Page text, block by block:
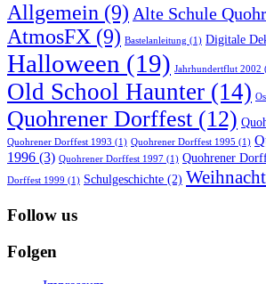
Allgemein (9) Alte Schule
AtmosFX (9) Bastelanleitung (1) Digitale
Halloween (19) Jahrhundertflut 2002
Old School Haunter (14)
Quohrener Dorffest (12)
Quohrener Dorffest 1993 (1) Quohrener Dorffest 1995 (1)
1996 (3) Quohrener Dorffest 1997 (1) Quohrener
Dorffest 1999 (1) Schulgeschichte (2)
Follow us
Folgen